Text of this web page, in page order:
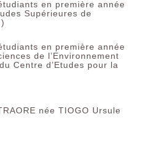
en première année
Supérieures de
en première année
de l’Environnement
Centre d’Etudes pour la
née TIOGO Ursule